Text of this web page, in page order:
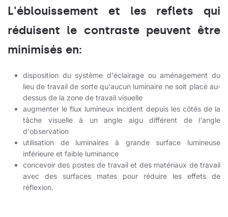
L'éblouissement et les reflets qui
réduisent le contraste peuvent être
minimisés en:
disposition du système d'éclairage ou aménagement du
lieu de travail de sorte qu'aucun luminaire ne soit placé au-
dessus de la zone de travail visuelle
augmenter le flux lumineux incident depuis les côtés de la
tâche visuelle à un angle aigu différent de l'angle
d'observation
utilisation de luminaires à grande surface lumineuse
inférieure et faible luminance
concevoir des postes de travail et des matériaux de travail
avec des surfaces mates pour réduire les effets de
réflexion.